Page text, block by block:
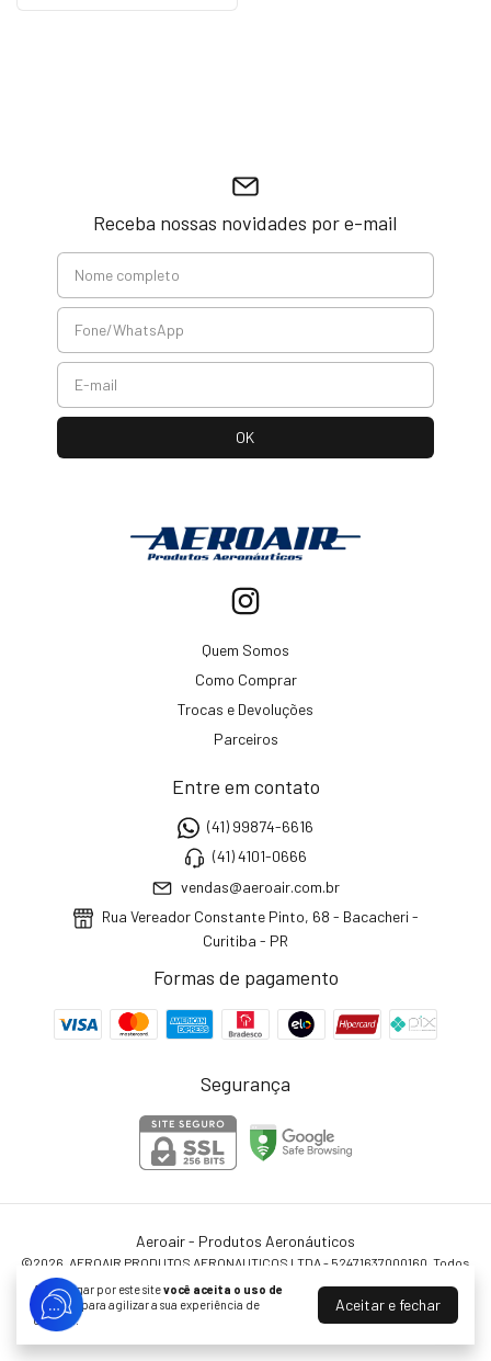
Ao navegar por este sitevocê aceita o uso de
cookies
para agilizar a sua experiência de
compra.
Aceitar e fechar
Receba nossas novidades por e-mail
Quem Somos
Como Comprar
Trocas e Devoluções
Parceiros
Entre em contato
(41) 99874-6616
(41) 4101-0666
vendas@aeroair.com.br
Rua Vereador Constante Pinto, 68 - Bacacheri -
Curitiba - PR
Formas de pagamento
Segurança
Aeroair - Produtos Aeronáuticos
©2026. AEROAIR PRODUTOS AERONAUTICOS LTDA - 52471637000160. Todos